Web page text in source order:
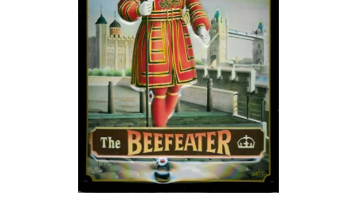
Politique de confidentialité
Une histoire de plaques émaillées